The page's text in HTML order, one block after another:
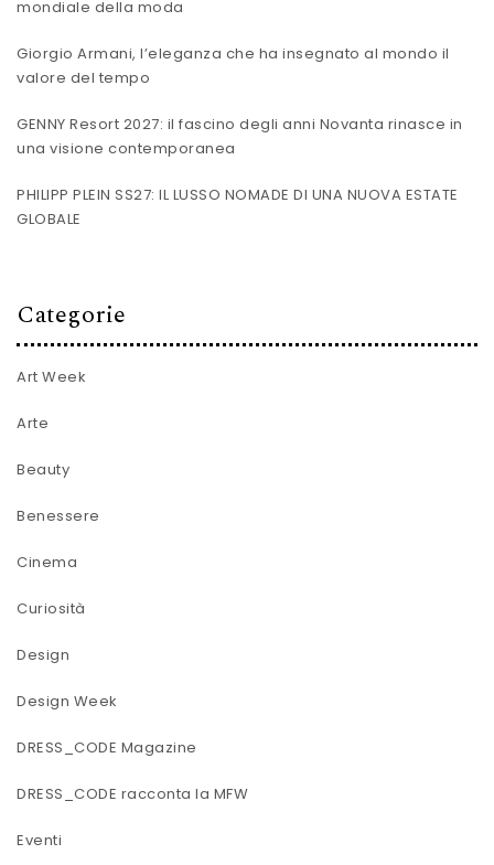
mondiale della moda
Giorgio Armani, l’eleganza che ha insegnato al mondo il
valore del tempo
GENNY Resort 2027: il fascino degli anni Novanta rinasce in
una visione contemporanea
PHILIPP PLEIN SS27: IL LUSSO NOMADE DI UNA NUOVA ESTATE
GLOBALE
Categorie
Art Week
Arte
Beauty
Benessere
Cinema
Curiosità
Design
Design Week
DRESS_CODE Magazine
DRESS_CODE racconta la MFW
Eventi